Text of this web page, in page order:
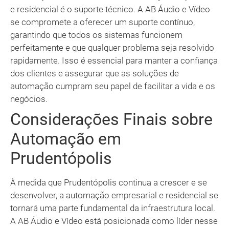
e residencial é o suporte técnico. A AB Áudio e Vídeo
se compromete a oferecer um suporte contínuo,
garantindo que todos os sistemas funcionem
perfeitamente e que qualquer problema seja resolvido
rapidamente. Isso é essencial para manter a confiança
dos clientes e assegurar que as soluções de
automação cumpram seu papel de facilitar a vida e os
negócios.
Considerações Finais sobre
Automação em
Prudentópolis
À medida que Prudentópolis continua a crescer e se
desenvolver, a automação empresarial e residencial se
tornará uma parte fundamental da infraestrutura local.
A AB Áudio e Vídeo está posicionada como líder nesse